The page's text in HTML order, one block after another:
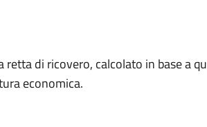
di ricovero, calcolato in base a
economica.